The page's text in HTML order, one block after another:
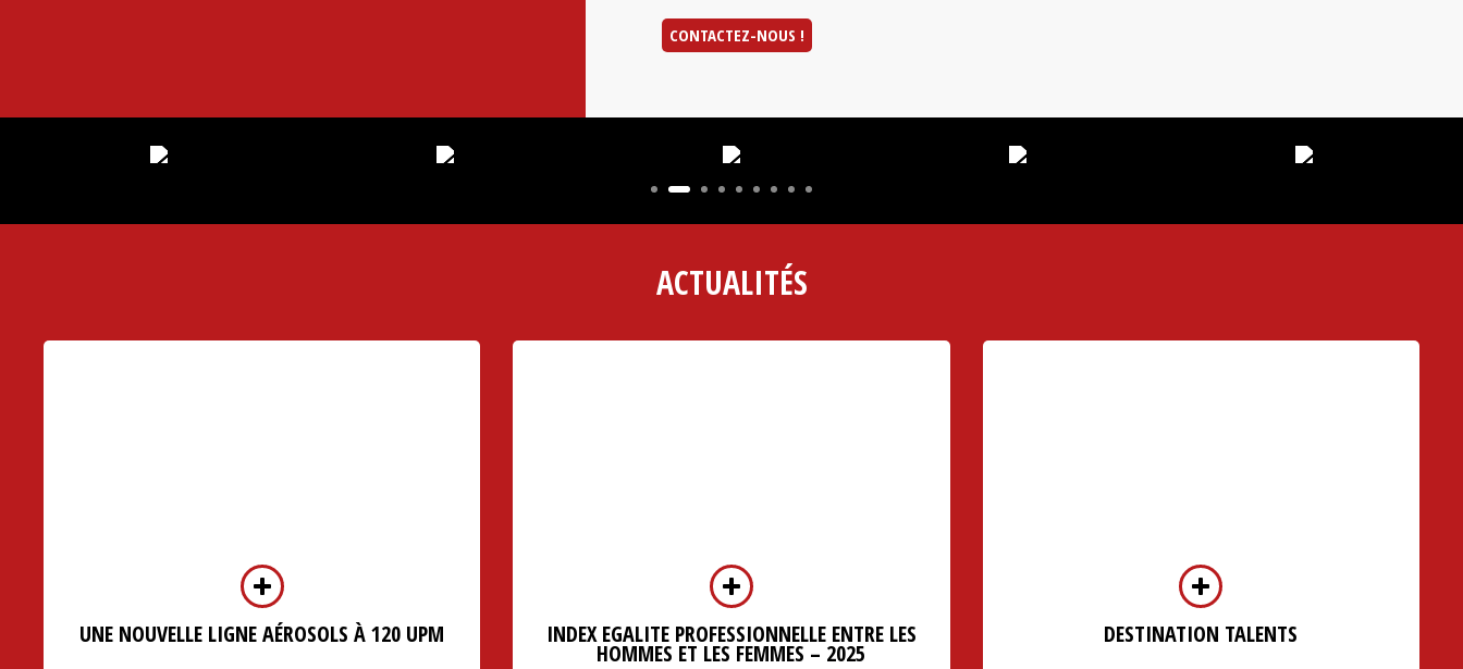
CONTACTEZ-NOUS !
ACTUALITÉS
UNE NOUVELLE LIGNE AÉROSOLS À 120 UPM INDEX EGALITE PROFESSIONNELLE ENTRE LES
HOMMES ET LES FEMMES – 2025
DESTINATION TALENTS